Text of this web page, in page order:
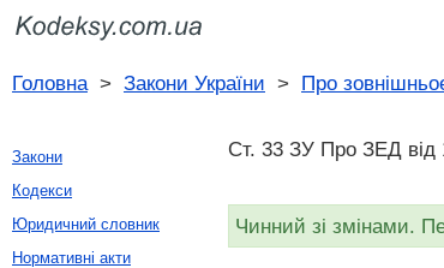
Головна> Закони України > Про
Ст. 33 ЗУ Про ЗЕД
Чинний зі змінами.
Закони
Кодекси
Юридичний словник
Нормативні акти